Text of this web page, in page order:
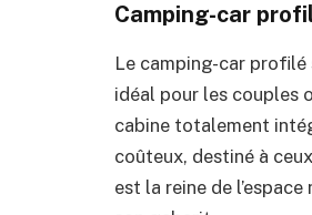
Camping-car
Le camping-car
idéal pour les couples
cabine totalement
coûteux, destiné à
est la reine de